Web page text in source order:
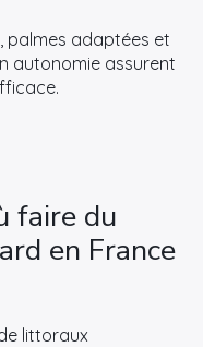
palmes adaptées et
autonomie assurent
faire du
en France
littoraux